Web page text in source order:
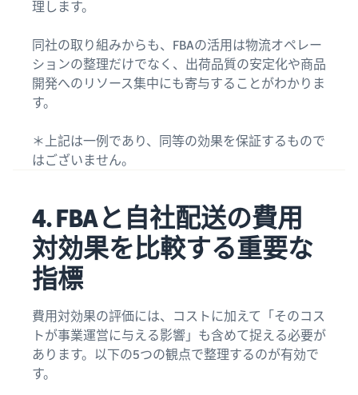
理します。
同社の取り組みからも、FBAの活用は物流オペレー
ションの整理だけでなく、出荷品質の安定化や商品
開発へのリソース集中にも寄与することがわかりま
す。
＊上記は一例であり、同等の効果を保証するもので
はございません。
4. FBAと自社配送の費用
対効果を比較する重要な
指標
費用対効果の評価には、コストに加えて「そのコス
トが事業運営に与える影響」も含めて捉える必要が
あります。以下の5つの観点で整理するのが有効で
す。